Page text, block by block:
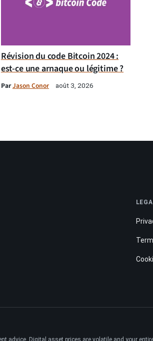
Révision du code Bitcoin 2024 :
est-ce une arnaque ou légitime ?
ParJason Conor août 3, 2026
Digital asset prices are volatile and your